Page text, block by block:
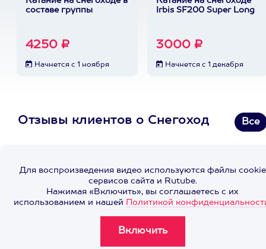
составе группы
4250 ₽
Начнется с 1 ноября
Irbis SF200 Super Long
3000 ₽
Начнется с 1 декабря
Отзывы клиентов о Снегоход Все
Для воспроизведения видео используются файлы cookie
сервисов сайта и Rutube.
Нажимая «Включить», вы соглашаетесь с их
использованием и нашей Политикой